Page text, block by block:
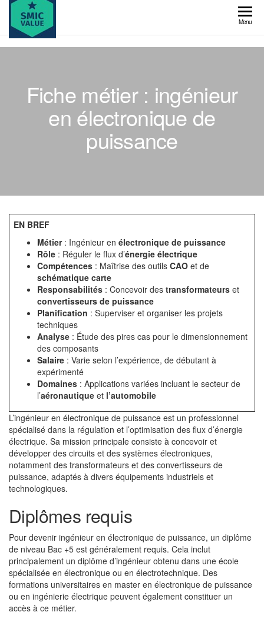
Skip
the
content
value
Menu
Fiche métier : ingénieur
en électronique de
puissance
EN BREF
Métier: Ingénieur en électronique de puissance
Rôle : Réguler le flux d’énergie électrique
Compétences : Maîtrise des outils CAO et de
schématique carte
Responsabilités : Concevoir des transformateurs et
convertisseurs de puissance
Planification : Superviser et organiser les projets
techniques
Analyse : Étude des pires cas pour le dimensionnement
des composants
Salaire : Varie selon l’expérience, de débutant à
expérimenté
Domaines : Applications variées incluant le secteur de
l’aéronautique et l’automobile
L’ingénieur en électronique de puissance est un professionnel
spécialisé dans la régulation et l’optimisation des flux d’énergie
électrique. Sa mission principale consiste à concevoir et
développer des circuits et des systèmes électroniques,
notamment des transformateurs et des convertisseurs de
puissance, adaptés à divers équipements industriels et
technologiques.
Diplômes requis
Pour devenir ingénieur en électronique de puissance, un diplôme
de niveau Bac +5 est généralement requis. Cela inclut
principalement un diplôme d’ingénieur obtenu dans une école
spécialisée en électronique ou en électrotechnique. Des
formations universitaires en master en électronique de puissance
ou en ingénierie électrique peuvent également constituer un
accès à ce métier.